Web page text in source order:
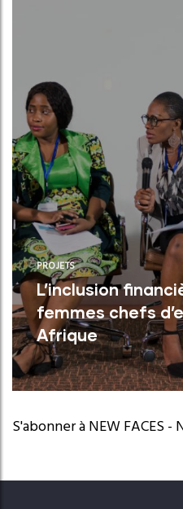
PROJETS
L’inclusion
femmes chefs
Afrique
En partenariat
S'abonner à NEW FACES -